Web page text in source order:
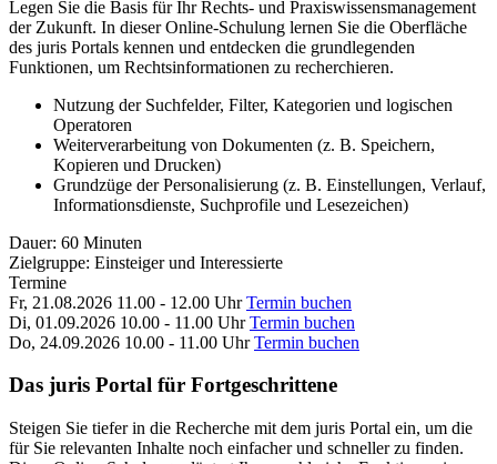
Legen Sie die Basis für Ihr Rechts- und Praxiswissensmanagement
der Zukunft. In dieser Online-Schulung lernen Sie die Oberfläche
des juris Portals kennen und entdecken die grundlegenden
Funktionen, um Rechtsinformationen zu recherchieren.
Nutzung der Suchfelder, Filter, Kategorien und logischen
Operatoren
Weiterverarbeitung von Dokumenten (z. B. Speichern,
Kopieren und Drucken)
Grundzüge der Personalisierung (z. B. Einstellungen, Verlauf,
Informationsdienste, Suchprofile und Lesezeichen)
Dauer: 60 Minuten
Zielgruppe: Einsteiger und Interessierte
Termine
Fr, 21.08.2026 11.00 - 12.00 Uhr Termin buchen
Di, 01.09.2026 10.00 - 11.00 Uhr Termin buchen
Do, 24.09.2026 10.00 - 11.00 Uhr Termin buchen
Das juris Portal für Fortgeschrittene
Steigen Sie tiefer in die Recherche mit dem juris Portal ein, um die
für Sie relevanten Inhalte noch einfacher und schneller zu finden.